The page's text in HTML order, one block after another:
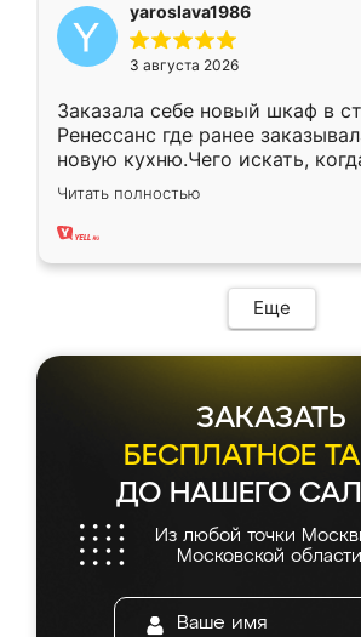
yaroslava1986
3 августа 2026
Заказала себе новый шкаф в
Ренессанс где ранее
новую кухню.Чего искать,
вполне довольна. Служит
два года, нареканий нет.
Читать полностью
Еще
ЗАКАЗАТЬ
БЕСПЛАТНОЕ
ДО НАШЕГО
Из любой точки
Московской